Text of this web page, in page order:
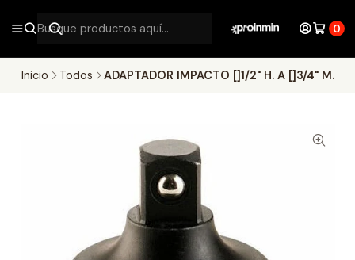
0
Inicio Todos ADAPTADOR IMPACTO []1/2" H. A []3/4" M.